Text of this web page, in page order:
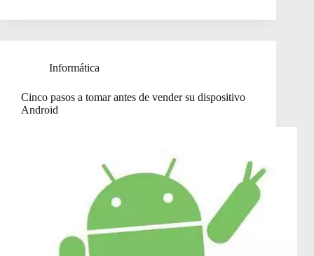
Informática
Cinco pasos a tomar antes de vender su dispositivo
Android